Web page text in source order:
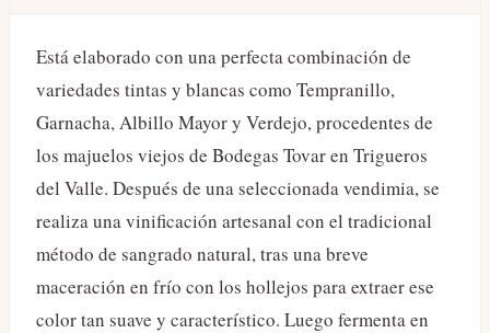
Está elaborado con una perfecta combinación de
variedades tintas y blancas como Tempranillo,
Garnacha, Albillo Mayor y Verdejo, procedentes de
los majuelos viejos de Bodegas Tovar en Trigueros
del Valle. Después de una seleccionada vendimia, se
realiza una vinificación artesanal con el tradicional
método de sangrado natural, tras una breve
maceración en frío con los hollejos para extraer ese
color tan suave y característico. Luego fermenta en